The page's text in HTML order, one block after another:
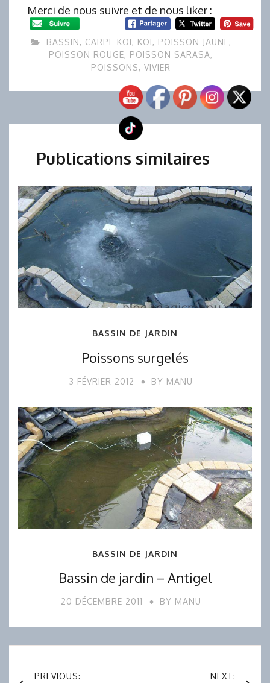
Merci de nous suivre et de nous liker :
BASSIN , CARPE KOI , KOI , POISSON JAUNE,
POISSON ROUGE, POISSON SARASA,
POISSONS, VIVIER
Publications similaires
BASSIN DE JARDIN
Poissons surgelés
3 FÉVRIER 2012 BY MANU
BASSIN DE JARDIN
Bassin de jardin – Antigel
20 DÉCEMBRE 2011 BY MANU
PREVIOUS: NEXT: